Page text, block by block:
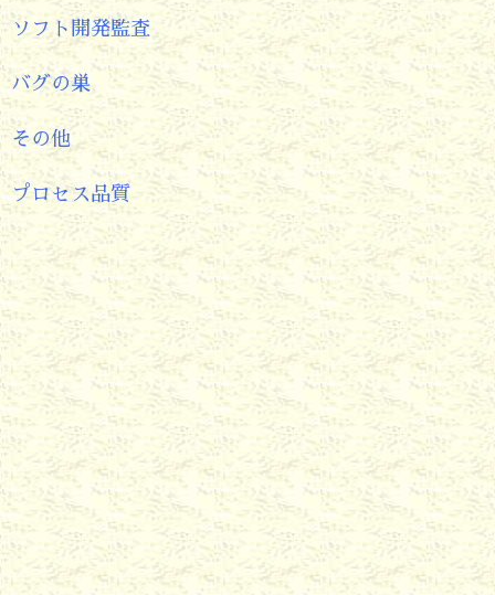
ソフト開発監査
バグの巣
その他
プロセス品質